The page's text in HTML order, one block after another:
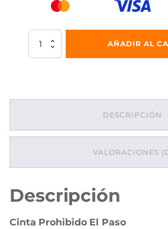
Cinta
AÑADIR AL
DESCRIPCIÓN
VALORACIONES
Descripción
Cinta Prohibido El Paso